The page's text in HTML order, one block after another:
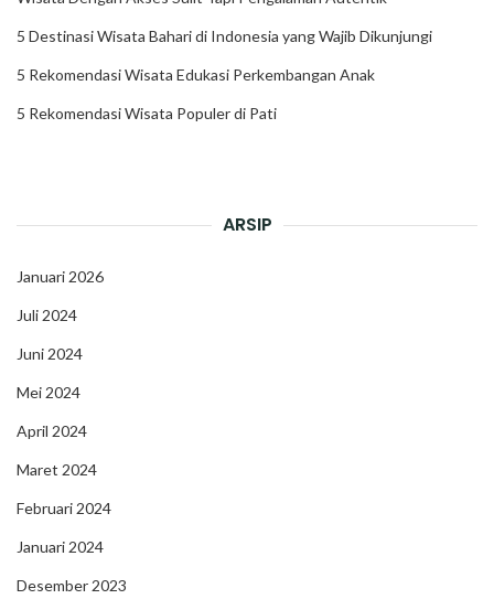
5 Destinasi Wisata Bahari di Indonesia yang Wajib Dikunjungi
5 Rekomendasi Wisata Edukasi Perkembangan Anak
5 Rekomendasi Wisata Populer di Pati
ARSIP
Januari 2026
Juli 2024
Juni 2024
Mei 2024
April 2024
Maret 2024
Februari 2024
Januari 2024
Desember 2023